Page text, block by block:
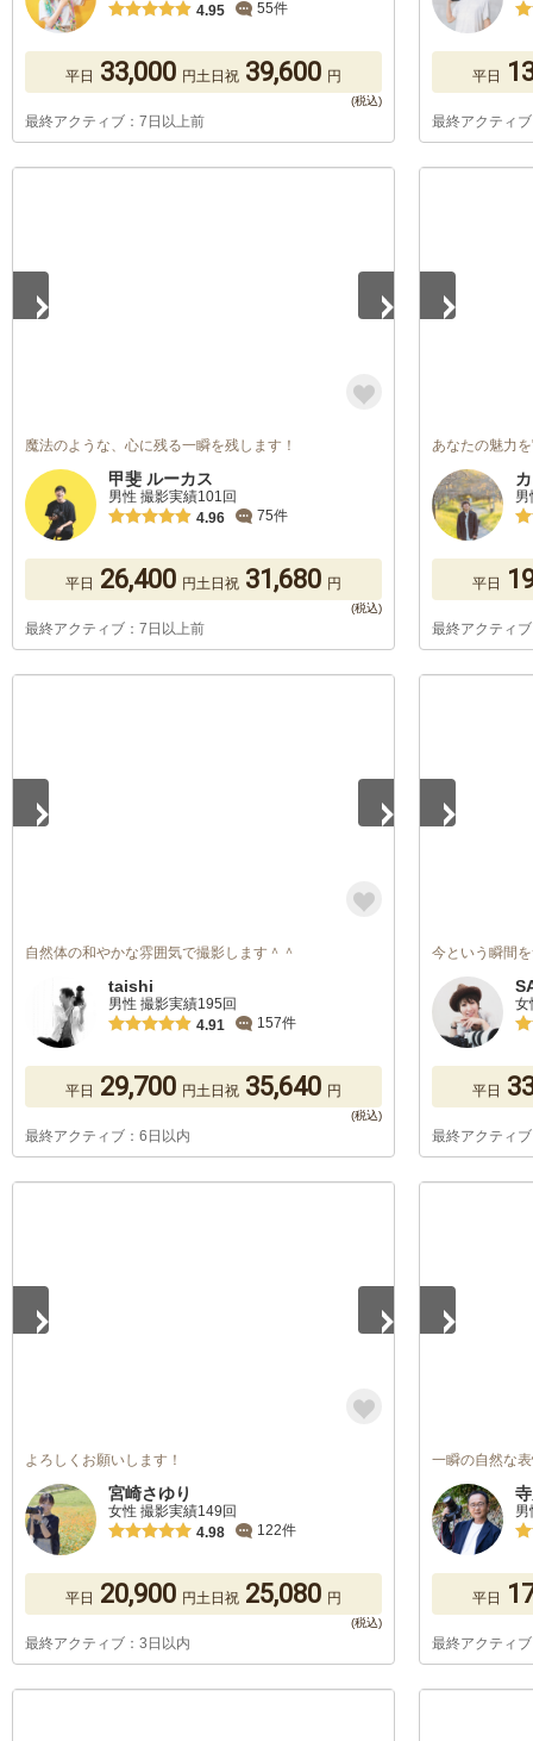
4.95
55件
平日 33,000 円土日祝 39,600 円
最終アクティブ：7日以上前
平日
最終アクティ
魔法のような、心に残る一瞬を残します！
甲斐 ルーカス
男性 撮影実績101回
4.96
75件
平日 26,400 円土日祝 31,680 円
最終アクティブ：7日以上前
あなたの魅力
平日
最終アクティ
自然体の和やかな雰囲気で撮影します＾＾
taishi
男性 撮影実績195回
4.91
157件
平日 29,700 円土日祝 35,640 円
最終アクティブ：6日以内
今という瞬間
女
平日
最終アクティ
よろしくお願いします！
宮崎さゆり
女性 撮影実績149回
4.98
122件
平日 20,900 円土日祝 25,080 円
最終アクティブ：3日以内
一瞬の自然な
平日
最終アクティ